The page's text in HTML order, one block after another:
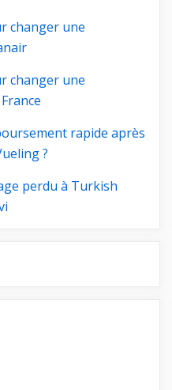
changer une
changer une
rapide après
?
perdu à Turkish